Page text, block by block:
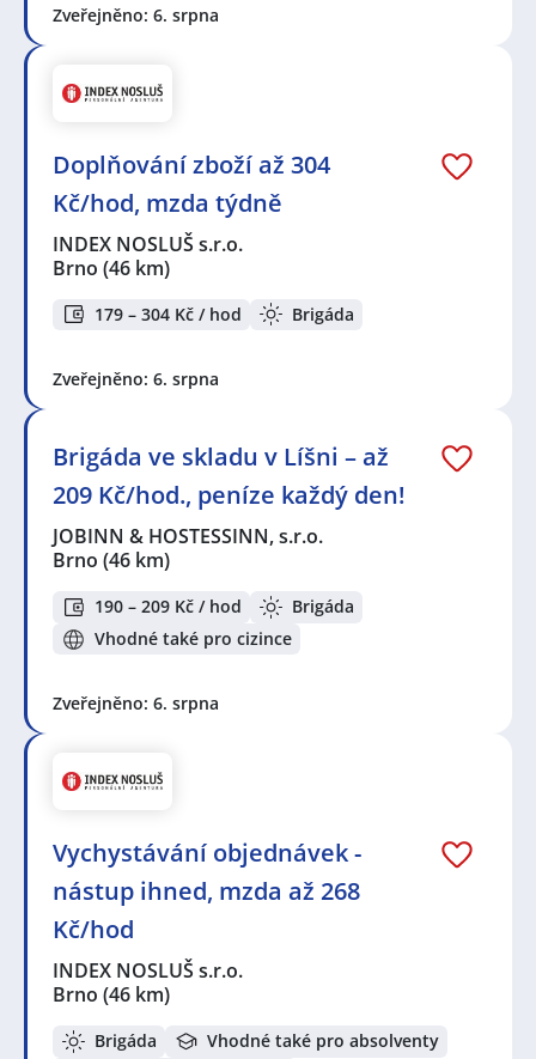
Zveřejněno: 6. srpna
Doplňování zboží až 304
Kč/hod, mzda týdně
INDEX NOSLUŠ s.r.o.
Brno (46 km)
179 – 304 Kč / hod Brigáda
Zveřejněno: 6. srpna
Brigáda ve skladu v Líšni – až
209 Kč/hod., peníze každý den!
JOBINN & HOSTESSINN, s.r.o.
Brno (46 km)
190 – 209 Kč / hod
Brigáda
Vhodné také pro cizince
Zveřejněno: 6. srpna
Vychystávání objednávek -
nástup ihned, mzda až 268
Kč/hod
INDEX NOSLUŠ s.r.o.
Brno (46 km)
Brigáda
Vhodné také pro absolventy